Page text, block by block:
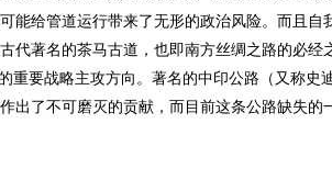
能给管道运行带来了无形的政治风险。而且自
代著名的茶马古道，也即南方丝绸之路的必经
重要战略主攻方向。著名的中印公路（又称史
出了不可磨灭的贡献，而目前这条公路缺失的